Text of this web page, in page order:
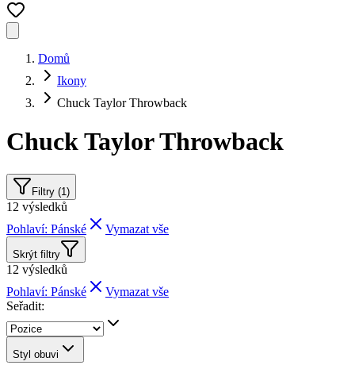
Domů
Ikony
Chuck Taylor Throwback
Chuck Taylor Throwback
Filtry (1)
12 výsledků
Pohlaví: Pánské
Vymazat vše
Skrýt filtry
12 výsledků
Pohlaví: Pánské
Vymazat vše
Seřadit:
Styl obuvi